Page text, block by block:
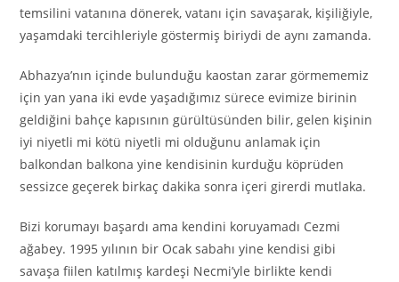
temsilini vatanına dönerek, vatanı için savaşarak, kişiliğiyle,
yaşamdaki tercihleriyle göstermiş biriydi de aynı zamanda.
Abhazya’nın içinde bulunduğu kaostan zarar görmememiz
için yan yana iki evde yaşadığımız sürece evimize birinin
geldiğini bahçe kapısının gürültüsünden bilir, gelen kişinin
iyi niyetli mi kötü niyetli mi olduğunu anlamak için
balkondan balkona yine kendisinin kurduğu köprüden
sessizce geçerek birkaç dakika sonra içeri girerdi mutlaka.
Bizi korumayı başardı ama kendini koruyamadı Cezmi
ağabey. 1995 yılının bir Ocak sabahı yine kendisi gibi
savaşa fiilen katılmış kardeşi Necmi’yle birlikte kendi